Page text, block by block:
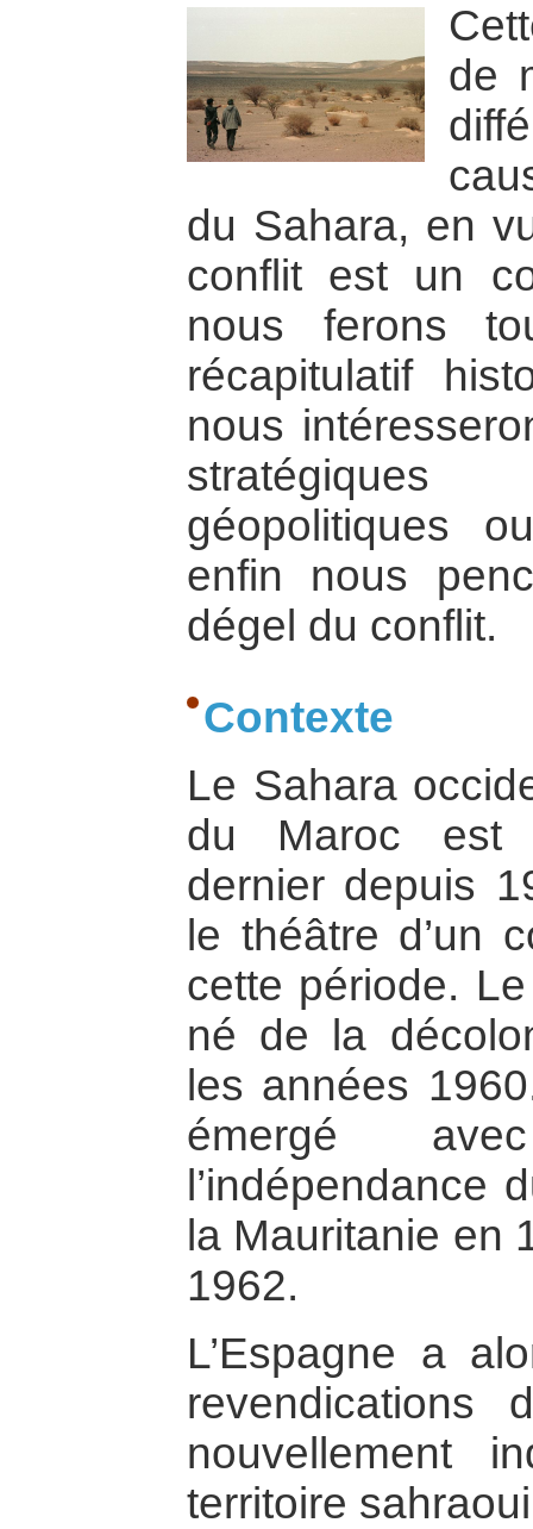
de
du Sahara, en
conflit est un
nous ferons
récapitulatif
nous
géopolitiques
enfin nous
dégel du conflit.
Contexte
Le Sahara
du Maroc est
dernier depuis
le théâtre d’un
cette période.
né de la
les années
émergé
l’indépendance
la Mauritanie en
1962.
L’Espagne a
revendications
nouvellement
territoire